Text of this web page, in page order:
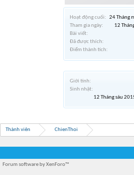
Hoạt động cuối:
24 Tháng
Tham gia ngày:
12
Bài viết:
Đã được thích:
Điểm thành tích:
Giới tính:
Sinh nhật:
12 Tháng sáu
Thành viên ChienThoi
Forum software by XenForo™